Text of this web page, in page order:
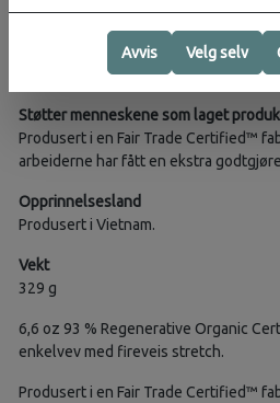
sikkerhet for småting.
25 cm (10") innersøm
25 cm (10") innersøm er kompatibel
Støtter menneskene som laget
Produsert i en Fair Trade Certified™
arbeiderne har fått en ekstra
Opprinnelsesland
Produsert i Vietnam.
Vekt
329 g
6,6 oz 93 % Regenerative Organic
enkelvev med fireveis stretch.
Produsert i en Fair Trade Certified™
Avvis Velg selv